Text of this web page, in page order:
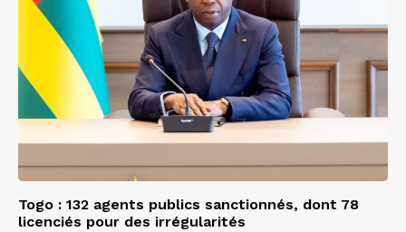
Togo : 132 agents publics sanctionnés, dont 78
licenciés pour des irrégularités